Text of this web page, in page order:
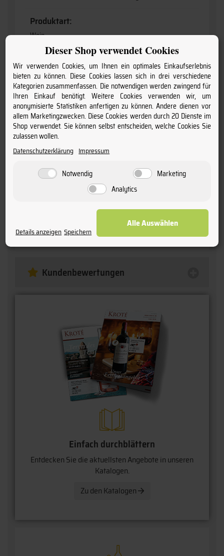
Produktart:
Wein
Geschmack:
trocken
Flaschengröße:
0,75
Charakter:
frisch & mineralisch
Jahrgang:
Lebensmittelhinweise anzeigen:
Kundenbewertungen
Einfach durchblättern
Entdecken Sie die aktuellsten Angebote in unseren
Katalogen.
Zu den Katalogen
Dieser Shop verwendet Cookies
Wir verwenden Cookies, um Ihnen ein optimales Einkaufserlebnis
bieten zu können. Diese Cookies lassen sich in drei verschiedene
Kategorien zusammenfassen. Die notwendigen werden zwingend für
Ihren Einkauf benötigt. Weitere Cookies verwenden wir, um
anonymisierte Statistiken anfertigen zu können. Andere dienen vor
allem Marketingzwecken. Diese Cookies werden durch 20 Dienste im
Shop verwendet. Sie können selbst entscheiden, welche Cookies Sie
zulassen wollen.
Datenschutzerklärung Impressum
Notwendig
Marketing
Analytics
Details anzeigen Speichern
Alle Auswählen